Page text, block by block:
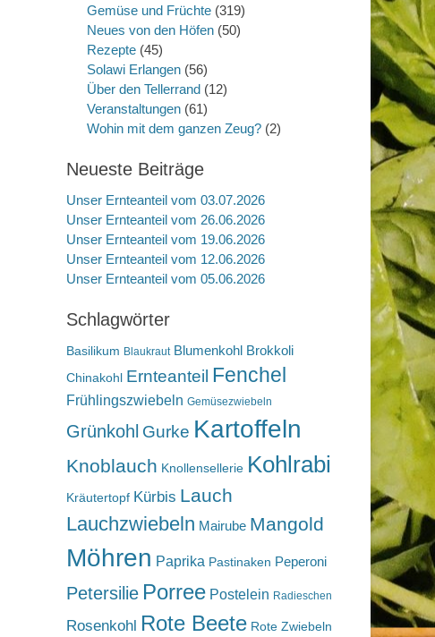
Gemüse und Früchte(319)
Neues von den Höfen(50)
Rezepte(45)
Solawi Erlangen(56)
Über den Tellerrand(12)
Veranstaltungen(61)
Wohin mit dem ganzen Zeug?(2)
Neueste Beiträge
Unser Ernteanteil vom 03.07.2026
Unser Ernteanteil vom 26.06.2026
Unser Ernteanteil vom 19.06.2026
Unser Ernteanteil vom 12.06.2026
Unser Ernteanteil vom 05.06.2026
Schlagwörter
Basilikum Blaukraut Blumenkohl Brokkoli
Chinakohl Ernteanteil Fenchel
Frühlingszwiebeln Gemüsezwiebeln
Grünkohl Gurke Kartoffeln
Knoblauch Knollensellerie Kohlrabi
Kräutertopf Kürbis Lauch
Lauchzwiebeln Mairube Mangold
Möhren Paprika Pastinaken Peperoni
Petersilie Porree Postelein Radieschen
Rosenkohl Rote Beete Rote Zwiebeln